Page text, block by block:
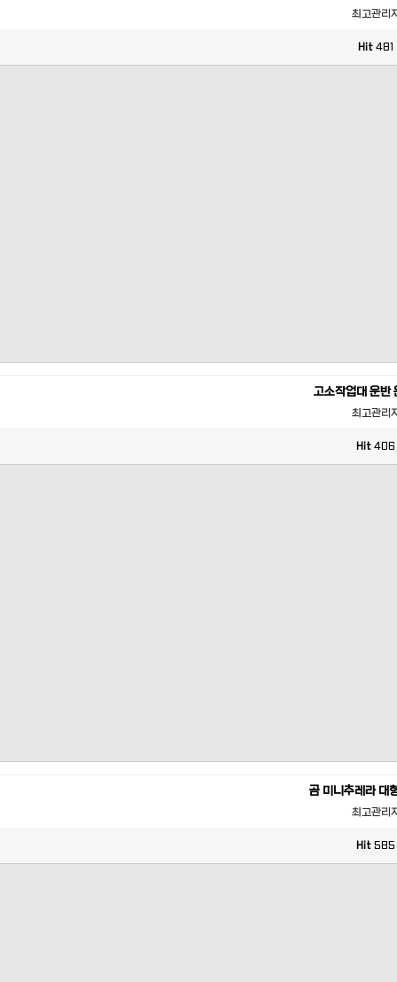
최고관리
Hit 481
고소작업대 운반
최고관리
Hit 406
곰 미니추레라 대
최고관리
Hit 585